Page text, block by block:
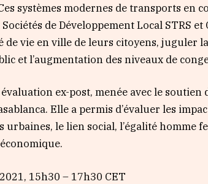
systèmes modernes de transports en
de Développement Local STRS et
vie en ville de leurs citoyens, juguler
et l’augmentation des niveaux de
ex-post, menée avec le soutien
Elle a permis d’évaluer les
le lien social, l’égalité homme
15h30 – 17h30 CET